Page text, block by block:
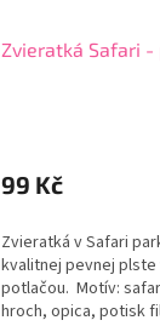
Zvieratká Safari
99 Kč
Zvieratká v Safari
kvalitnej pevnej
potlačou. Motív:
hroch, opica, potisk